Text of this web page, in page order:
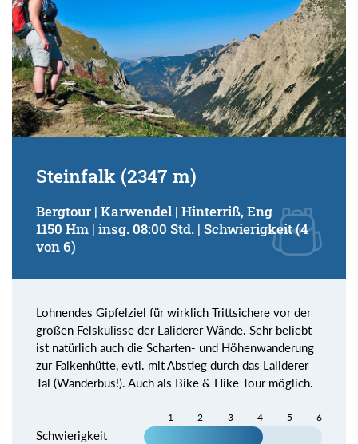
Steinfalk (2347 m)
Bergtour | Karwendel | Hinterriß, Eng
1150 Hm | insg. 08:00 Std. | Schwierigkeit (4
von 6)
Lohnendes Gipfelziel für wirklich Trittsichere vor der
großen Felskulisse der Laliderer Wände. Sehr beliebt
ist natürlich auch die Scharten- und Höhenwanderung
zur Falkenhütte, evtl. mit Abstieg durch das Laliderer
Tal (Wanderbus!). Auch als Bike & Hike Tour möglich.
1 2 3 4 5 6
Schwierigkeit